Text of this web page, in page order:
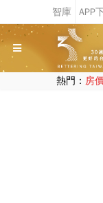
熱門： 房